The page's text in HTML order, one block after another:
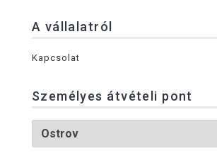
A vállalatról
Kapcsolat
Személyes átvételi pont